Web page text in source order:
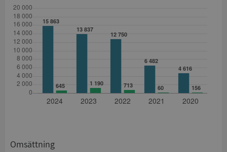
Omsättning